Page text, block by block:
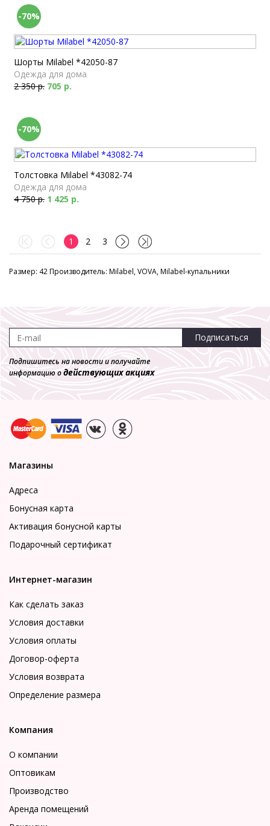
-70%
Шорты Milabel *42050-87
Одежда для дома
2 350 р. 705 р.
-70%
Толстовка Milabel *43082-74
Одежда для дома
4 750 р. 1 425 р.
1 2 3
Размер: 42 Производитель: Milabel, VOVA, Milabel-купальники
Подписаться
Подпишитесь на новости и получайте
информацию одействующих акциях
Магазины
Адреса
Бонусная карта
Активация бонусной карты
Подарочный сертификат
Интернет-магазин
Как сделать заказ
Условия доставки
Условия оплаты
Договор-оферта
Условия возврата
Определение размера
Компания
О компании
Оптовикам
Производство
Аренда помещений